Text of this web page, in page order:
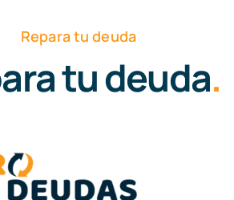
Repara tu deuda
tu deuda.